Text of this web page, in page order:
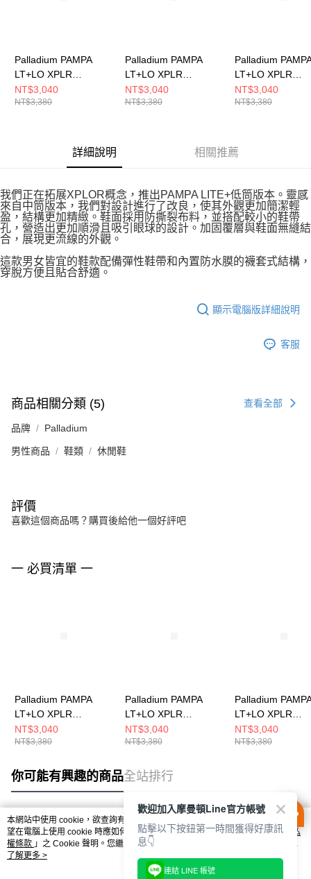
Palladium PAMPA
LT+LO XPLR
WP+~VAPOR 男女 防
水靴 74474056
NT$3,040
NT$3,380
Palladium PAMPA
LT+LO XPLR
WP+~STAR WHITE 男
女 防水靴 74474116
NT$3,040
NT$3,380
Palladium
LT+LO XPLR
WP+~OLIVE
男女 防水靴
NT$3,040
NT$3,380
詳細說明 相關推薦
我們正在拓展XPLOR概念，推出PAMPA LITE+低筒版本。靈感
來自中筒版本，我們對設計進行了改良，使其外觀更加簡潔輕
盈，結構更加精緻。鞋面採用防撕裂布料，並搭配較小的鞋帶
孔，營造出更加順滑且吸引眼球的設計。加固覆層與鞋面無縫結
合，展現更流線的外觀。
這款男女皆宜的鞋款配備彈性鞋帶和內置防水膜的襪套式結構，
穿脫方便且貼合舒適。
顯示電腦版詳細說明
客服
商品相關分類 (5) 查看全部
品牌 Palladium
男性商品 鞋類 休閒鞋
評價
喜歡這個商品嗎？購買後給他一個好評吧
一 必買清單 一
Palladium PAMPA
LT+LO XPLR
WP+~VAPOR 男女 防
水靴 74474056
NT$3,040
NT$3,380
Palladium PAMPA
LT+LO XPLR
WP+~STAR WHITE 男
女 防水靴 74474116
NT$3,040
NT$3,380
Palladium
LT+LO XPLR
WP+~OLIVE
男女 防水靴
NT$3,040
NT$3,380
你可能有興趣的商品全站排行
熱門標籤
本網站中使用 cookie，欲查詢有關本網站使用 cookie 方式之詳情，及若您不希
望在電腦上使用 cookie 時應如何變更電腦的 cookie 設定，請參閱本網站「
隱私
權條款 」之 Cookie 聲明。您繼續使用本網站即表示您同意本公司得按本網站使
用條款之 Cookie 聲明使用 cookie。
了解更多 >
歡迎加入摩曼頓Line官方帳號
點擊以下按鈕第一時間獲得好康訊
息👇
連結 LINE 帳號